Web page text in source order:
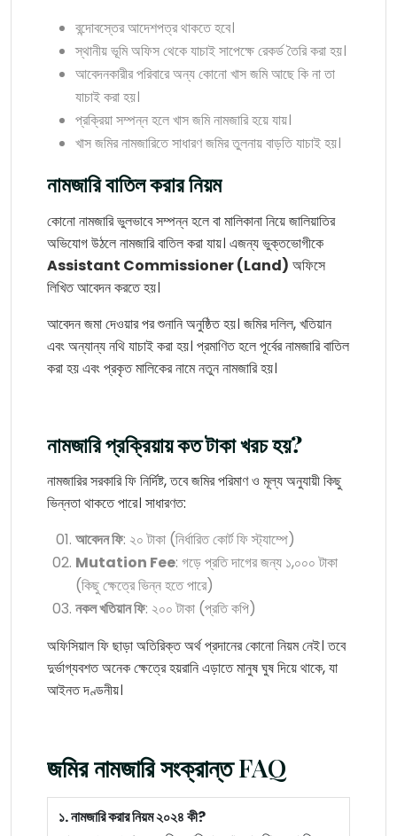
বন্দোবস্তের আদেশপত্র থাকতে হবে।
স্থানীয় ভূমি অফিস থেকে যাচাই সাপেক্ষে রেকর্ড তৈরি করা হয়।
আবেদনকারীর পরিবারে অন্য কোনো খাস জমি আছে কি না তা
যাচাই করা হয়।
প্রক্রিয়া সম্পন্ন হলে খাস জমি নামজারি হয়ে যায়।
খাস জমির নামজারিতে সাধারণ জমির তুলনায় বাড়তি যাচাই হয়।
নামজারি বাতিল করার নিয়ম
কোনো নামজারি ভুলভাবে সম্পন্ন হলে বা মালিকানা নিয়ে জালিয়াতির
অভিযোগ উঠলে নামজারি বাতিল করা যায়। এজন্য ভুক্তভোগীকে
Assistant Commissioner (Land) অফিসে
লিখিত আবেদন করতে হয়।
আবেদন জমা দেওয়ার পর শুনানি অনুষ্ঠিত হয়। জমির দলিল, খতিয়ান
এবং অন্যান্য নথি যাচাই করা হয়। প্রমাণিত হলে পূর্বের নামজারি বাতিল
করা হয় এবং প্রকৃত মালিকের নামে নতুন নামজারি হয়।
নামজারি প্রক্রিয়ায় কত টাকা খরচ হয়?
নামজারির সরকারি ফি নির্দিষ্ট, তবে জমির পরিমাণ ও মূল্য অনুযায়ী কিছু
ভিন্নতা থাকতে পারে। সাধারণত:
আবেদন ফি: ২০ টাকা (নির্ধারিত কোর্ট ফি স্ট্যাম্পে)
Mutation Fee: গড়ে প্রতি দাগের জন্য ১,০০০ টাকা
(কিছু ক্ষেত্রে ভিন্ন হতে পারে)
নকল খতিয়ান ফি: ২০০ টাকা (প্রতি কপি)
অফিসিয়াল ফি ছাড়া অতিরিক্ত অর্থ প্রদানের কোনো নিয়ম নেই। তবে
দুর্ভাগ্যবশত অনেক ক্ষেত্রে হয়রানি এড়াতে মানুষ ঘুষ দিয়ে থাকে, যা
আইনত দণ্ডনীয়।
জমির নামজারি সংক্রান্ত FAQ
১. নামজারি করার নিয়ম ২০২৪ কী?